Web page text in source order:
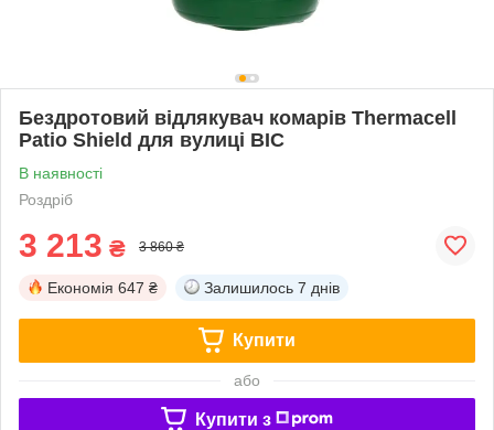
Бездротовий відлякувач комарів Thermacell
Patio Shield для вулиці BIC
В наявності
Роздріб
3 213 ₴ 3 860 ₴
Економія 647 ₴ Залишилось 7 днів
Купити
або
Купити з